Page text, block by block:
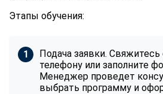
Этапы обучения:
Подача заявки.
телефону или заполните
Менеджер проведет
выбрать программу и